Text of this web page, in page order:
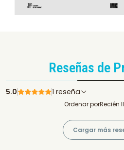
Reseñas de
5.0 1 reseña
Ordenar porRecién
Cargar más